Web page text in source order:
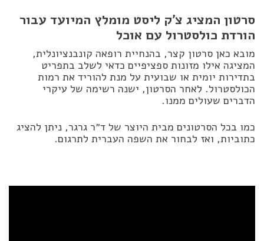
סרטון המציג צ׳ק ליסט מומלץ המיועד עבור
הורדת כולסטרול עם אוכל
מובא כאן סרטון קצר, בהנחיית רופאה קונבנציונלית,
המציגה אילו מזונות ספציפיים כדאי לשלב בתפריט
בתדירות יומית או שבועית על מנת להוריד את רמות
הכולסטרול. לאחר הסרטון, ישנה רשימה של עיקרי
הדברים שעולים ממנו.
כמו בכל הסרטונים מבית היוצר של ד״ר גרגר, ניתן להציג
כתוביות, ואז לבחור את השפה העברית לתרגום.